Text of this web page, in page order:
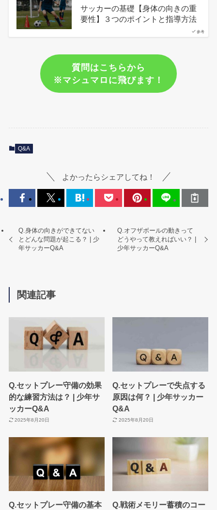
参考
サッカーの基礎【身体の向きの重
要性】３つのポイントと指導方法
質問はこちらから
※マシュマロに飛びます！
Q&A
よかったらシェアしてね！
Q.身体の向きができてない
とどんな問題が起こる？ | 少
年サッカーQ&A
Q.オフザボールの動きって
どうやって教えればいい？ |
少年サッカーQ&A
関連記事
Q.セットプレー守備の効果
的な練習方法は？ | 少年サ
ッカーQ&A
2025年8月20日
Q.セットプレーで失点する
原因は何？ | 少年サッカー
Q&A
2025年8月20日
Q.セットプレー守備の基本
Q.戦術メモリー蓄積のコー